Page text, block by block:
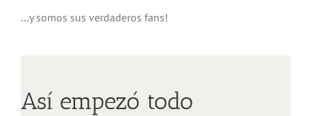
…y somos sus verdaderos fans!
Así empezó todo